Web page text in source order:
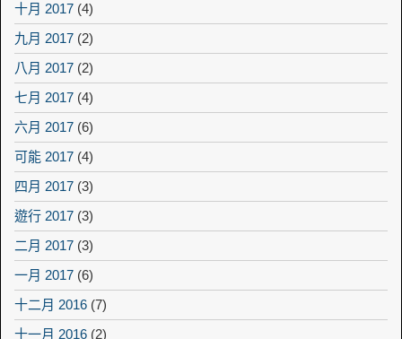
十月 2017 (4)
九月 2017 (2)
八月 2017 (2)
七月 2017 (4)
六月 2017 (6)
可能 2017 (4)
四月 2017 (3)
遊行 2017 (3)
二月 2017 (3)
一月 2017 (6)
十二月 2016 (7)
十一月 2016 (2)